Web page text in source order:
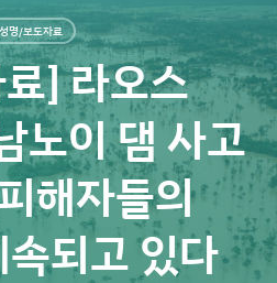
성명/보도자료
] 라오스
노이 댐 사고
해자들의
되고 있다